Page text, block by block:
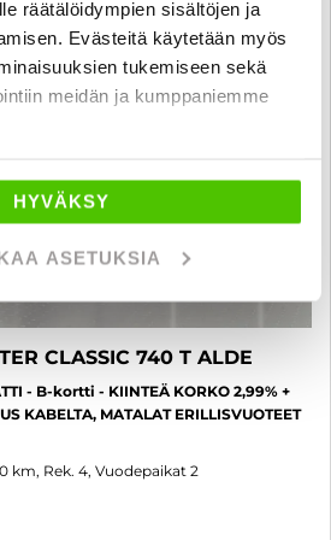
räätälöidympien sisältöjen ja
Evästeitä käytetään myös
tukemiseen sekä
meidän ja kumppaniemme
HYVÄKSY
ASETUKSIA
CLASSIC 740 T ALDE
- B-kortti - KIINTEÄ KORKO 2,99% +
KABELTA, MATALAT ERILLISVUOTEET
km, Rek. 4, Vuodepaikat 2